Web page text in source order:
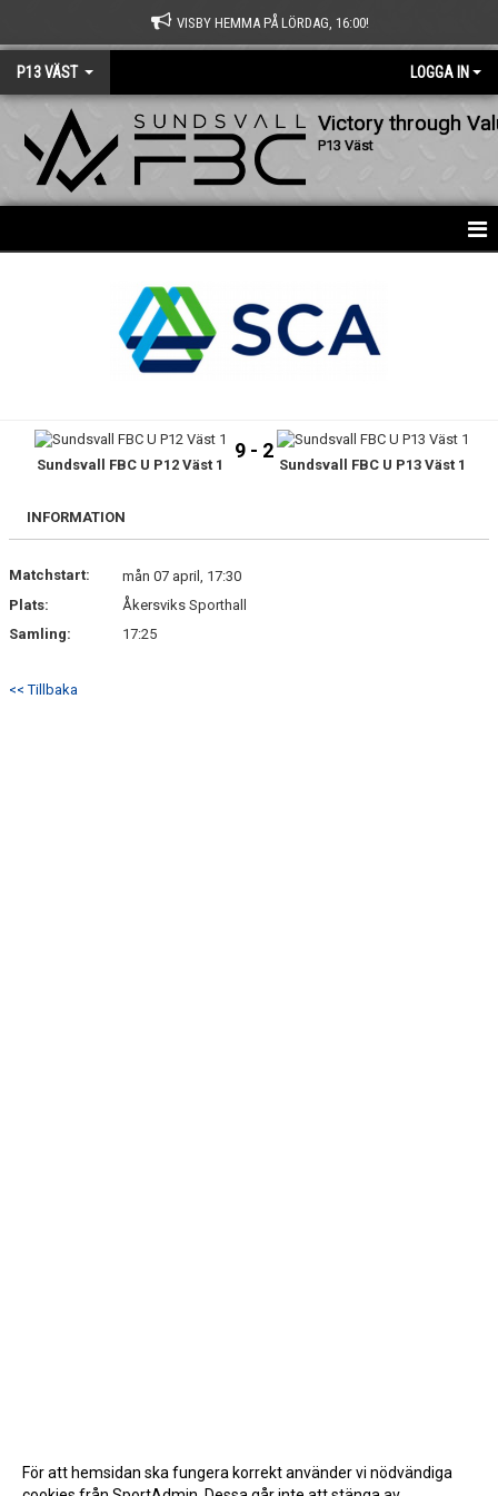
VISBY HEMMA PÅ LÖRDAG, 16:00!
P13 VÄST LOGGA IN
Victory through
P13 Väst
TRUPPEN
DOKUMENT
KONTAKT
Sundsvall FBC U P12 Väst 1
9 - 2
Sundsvall FBC U P13 Väst 1
INFORMATION
Matchstart:
mån 07 april, 17:30
Plats:
Åkersviks Sporthall
Samling:
17:25
<< Tillbaka
För att hemsidan ska fungera korrekt använder vi nödvändiga